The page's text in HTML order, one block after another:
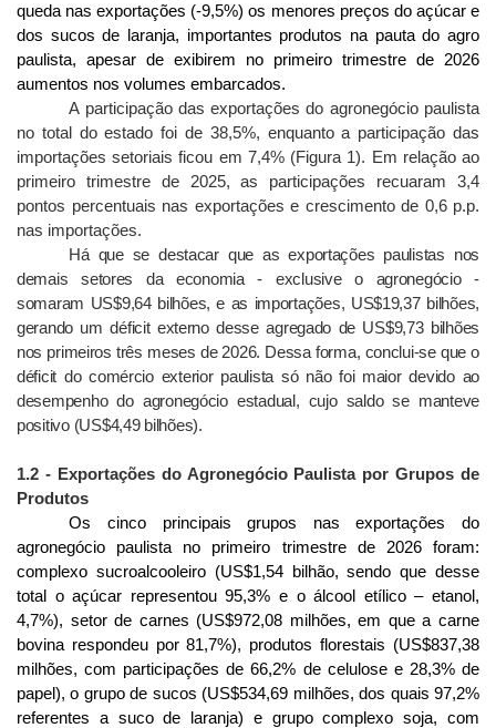
queda nas exportações (-9,5%) os menores preços do açúcar e
dos sucos de laranja, importantes produtos na pauta do agro
paulista, apesar de exibirem no primeiro trimestre de 2026
aumentos nos volumes embarcados.
A participação das exportações do agronegócio paulista
no total do estado foi de 38,5%, enquanto a participação das
importações setoriais ficou em 7,4% (Figura 1). Em relação ao
primeiro trimestre de 2025, as participações recuaram 3,4
pontos percentuais nas exportações e crescimento de 0,6 p.p.
nas importações.
Há que se destacar que as exportações paulistas nos
demais setores da economia - exclusive o agronegócio -
somaram US$9,64 bilhões, e as importações, US$19,37 bilhões,
gerando um déficit externo desse agregado de US$9,73 bilhões
nos primeiros três meses de 2026. Dessa forma, conclui-se que o
déficit do comércio exterior paulista só não foi maior devido ao
desempenho do agronegócio estadual, cujo saldo se manteve
positivo (US$4,49 bilhões).
1.2 - Exportações do Agronegócio Paulista por Grupos de
Produtos
Os cinco principais grupos nas exportações do
agronegócio paulista no primeiro trimestre de 2026 foram:
complexo sucroalcooleiro (US$1,54 bilhão, sendo que desse
total o açúcar representou 95,3% e o álcool etílico – etanol,
4,7%), setor de carnes (US$972,08 milhões, em que a carne
bovina respondeu por 81,7%), produtos florestais (US$837,38
milhões, com participações de 66,2% de celulose e 28,3% de
papel), o grupo de sucos (US$534,69 milhões, dos quais 97,2%
referentes a suco de laranja) e grupo complexo soja, com